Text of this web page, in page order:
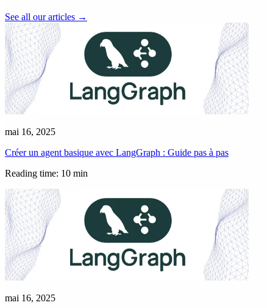
See all our articles →
mai 16, 2025
Créer un agent basique avec LangGraph : Guide pas à pas
Reading time: 10 min
mai 16, 2025